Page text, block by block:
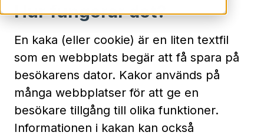
Hur fungerar det?
En kaka (eller cookie) är en liten textfil
som en webbplats begär att få spara på
besökarens dator. Kakor används på
många webbplatser för att ge en
besökare tillgång till olika funktioner.
Informationen i kakan kan också